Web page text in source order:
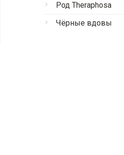
Род Theraphosa
Чёрные вдовы